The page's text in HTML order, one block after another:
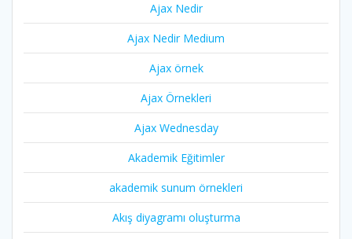
Ajax Nedir
Ajax Nedir Medium
Ajax örnek
Ajax Örnekleri
Ajax Wednesday
Akademik Eğitimler
akademik sunum örnekleri
Akış diyagramı oluşturma